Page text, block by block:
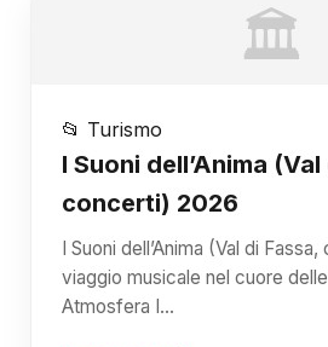
🏛️
📂 Turismo
I Suoni dell’Anima
concerti) 2026
I Suoni dell’Anima (Val di
viaggio musicale nel cuore
Atmosfera I…